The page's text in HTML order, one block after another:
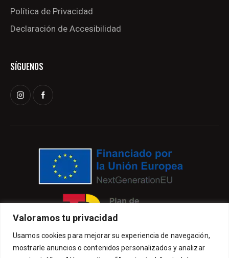
Valoramos tu privacidad
Usamos cookies para mejorar su experiencia de navegación,
mostrarle anuncios o contenidos personalizados y analizar
Política de Privacidad
Declaración de Accesibilidad
SÍGUENOS